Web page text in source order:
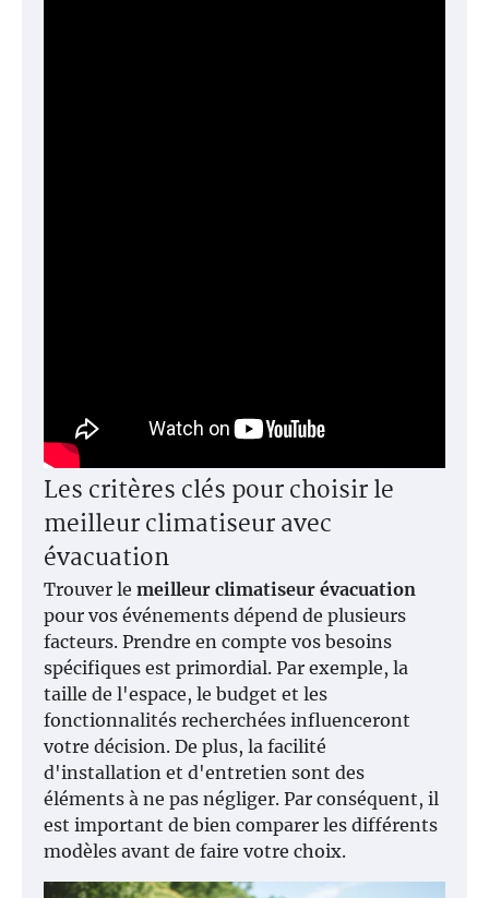
Les critères clés pour choisir le
meilleur climatiseur avec
évacuation
Trouver le meilleur climatiseur évacuation
pour vos événements dépend de plusieurs
facteurs. Prendre en compte vos besoins
spécifiques est primordial. Par exemple, la
taille de l'espace, le budget et les
fonctionnalités recherchées influenceront
votre décision. De plus, la facilité
d'installation et d'entretien sont des
éléments à ne pas négliger. Par conséquent, il
est important de bien comparer les différents
modèles avant de faire votre choix.